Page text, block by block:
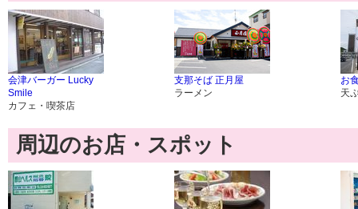
会津バーガー Lucky
Smile
カフェ・喫茶店
支那そば 正月屋
ラーメン
お
天
周辺のお店・スポット